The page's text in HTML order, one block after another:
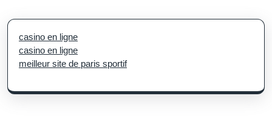
casino en ligne
casino en ligne
meilleur site de paris sportif